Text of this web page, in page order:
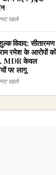
पहले
विवाद: सीतारमण
रमेश के आरोपों को
MDR केवल
पर लागू
पहले